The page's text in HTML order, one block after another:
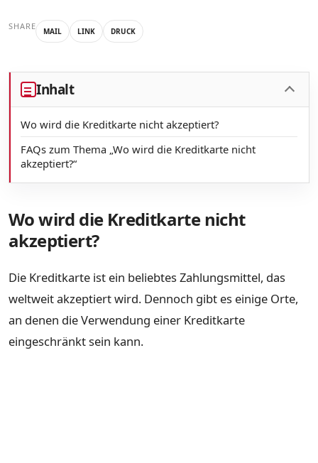
SHARE MAIL LINK DRUCK
Inhalt
Wo wird die Kreditkarte nicht akzeptiert?
FAQs zum Thema „Wo wird die Kreditkarte nicht
akzeptiert?“
Wo wird die Kreditkarte nicht
akzeptiert?
Die Kreditkarte ist ein beliebtes Zahlungsmittel, das
weltweit akzeptiert wird. Dennoch gibt es einige Orte,
an denen die Verwendung einer Kreditkarte
eingeschränkt sein kann.